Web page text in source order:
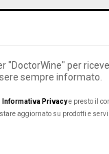
"DoctorWine" per
sempre informato.
Informativa Privacye presto il
aggiornato su prodotti e